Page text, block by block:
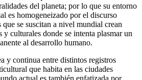
del planeta; por lo que su entorno
es homogeneizado por el discurso
se suscitan a nivel mundial crean
y culturales donde se intenta plasmar un
al desarrollo humano.
y continua entre distintos registros
que habita en las ciudades
actual es también enfatizada por